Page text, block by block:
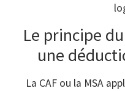
Le principe
une
La CAF ou la MSA